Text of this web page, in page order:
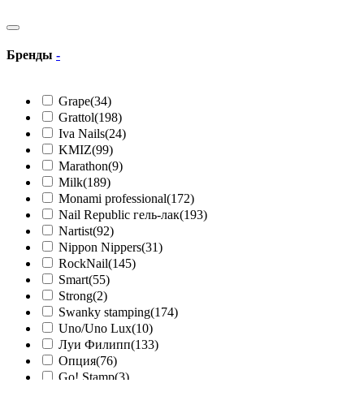
Бренды -
Grape(34)
Grattol(198)
Iva Nails(24)
KMIZ(99)
Marathon(9)
Milk(189)
Monami professional(172)
Nail Republic гель-лак(193)
Nartist(92)
Nippon Nippers(31)
RockNail(145)
Smart(55)
Strong(2)
Swanky stamping(174)
Uno/Uno Lux(10)
Луи Филипп(133)
Опция(76)
Go! Stamp(3)